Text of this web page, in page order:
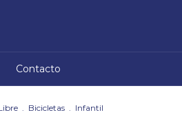
Contacto
. Bicicletas . Infantil